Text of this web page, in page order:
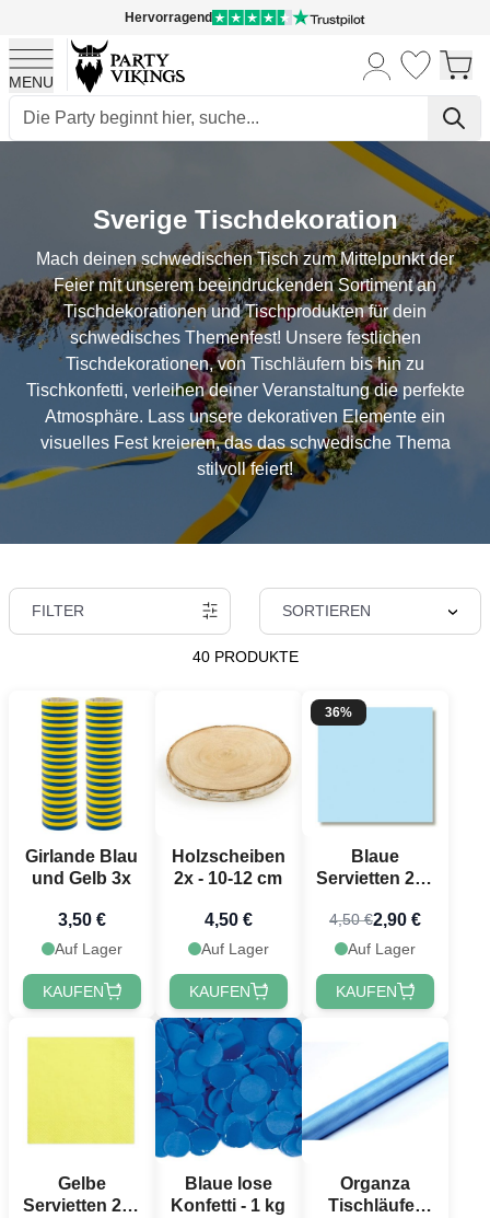
Hervorragend
MENU
Sverige Tischdekoration
Mach deinen schwedischen Tisch zum Mittelpunkt der
Feier mit unserem beeindruckenden Sortiment an
Tischdekorationen und Tischprodukten für dein
schwedisches Themenfest! Unsere festlichen
Tischdekorationen, von Tischläufern bis hin zu
Tischkonfetti, verleihen deiner Veranstaltung die perfekte
Atmosphäre. Lass unsere dekorativen Elemente ein
visuelles Fest kreieren, das das schwedische Thema
stilvoll feiert!
FILTER SORTIEREN
40 PRODUKTE
Girlande Blau
und Gelb 3x
3,50 €
Auf Lager
KAUFEN
Holzscheiben
2x - 10-12 cm
4,50 €
Auf Lager
KAUFEN
36%
Blaue
Servietten 20x
4,50 €2,90 €
Auf Lager
KAUFEN
Gelbe
Servietten 20x
Blaue lose
Konfetti - 1 kg
Organza
Tischläufer